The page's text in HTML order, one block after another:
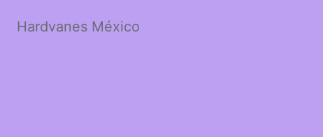
Hardvanes México